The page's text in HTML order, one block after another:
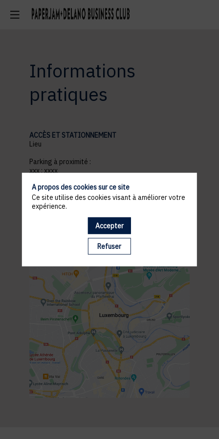
Informations
pratiques
ACCÈS ET STATIONNEMENT
Lieu
Parking à proximité :
xxx : xxxx
PROGRAMME
18h30 : xxx
18h30 : xxx
A propos des cookies sur ce site
Ce site utilise des cookies visant à améliorer votre
expérience.
Accepter
Refuser